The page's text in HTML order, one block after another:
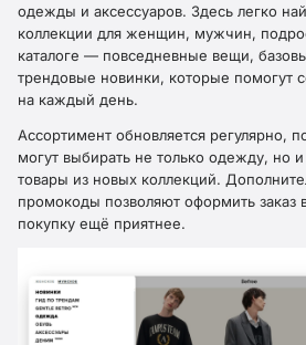
одежды и аксессуаров. Здесь легко
коллекции для женщин, мужчин,
каталоге — повседневные вещи,
трендовые новинки, которые помогут
на каждый день.
Ассортимент обновляется регулярно,
могут выбирать не только одежду, но
товары из новых коллекций.
промокоды позволяют оформить заказ
покупку ещё приятнее.